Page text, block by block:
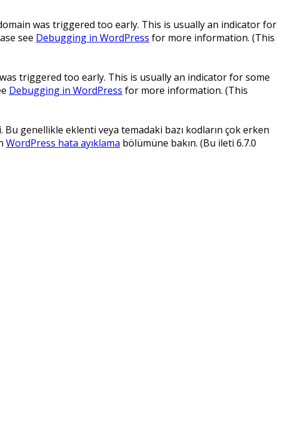
was triggered too early. This is usually an indicator for
see Debugging in WordPress for more information. (This
triggered too early. This is usually an indicator for some
Debugging in WordPress for more information. (This
genellikle eklenti veya temadaki bazı kodların çok erken
WordPress hata ayıklama bölümüne bakın. (Bu ileti 6.7.0